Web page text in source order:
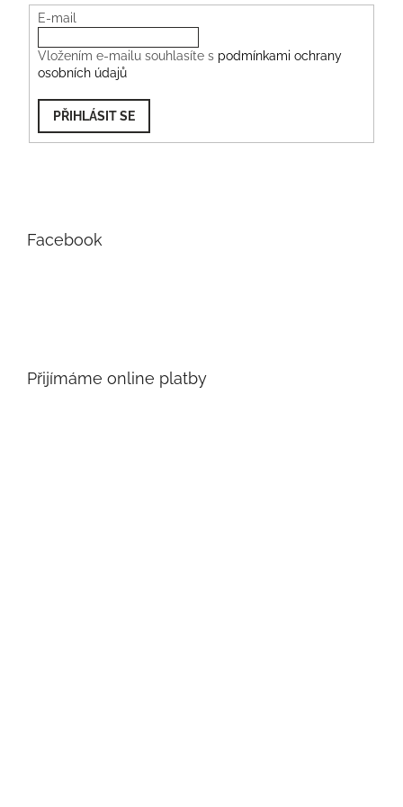
E-mail
Vložením e-mailu souhlasíte s podmínkami ochrany
osobních údajů
PŘIHLÁSIT SE
Facebook
Přijímáme online platby